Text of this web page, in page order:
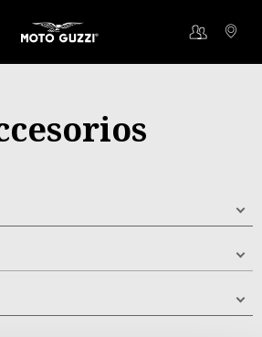
Ir al contenido principal